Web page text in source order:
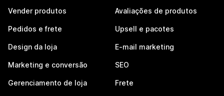
Vender produtos
Pedidos e frete
Design da loja
Marketing e conversão
Gerenciamento de loja
Avaliações de produtos
Upsell e pacotes
E-mail marketing
SEO
Frete